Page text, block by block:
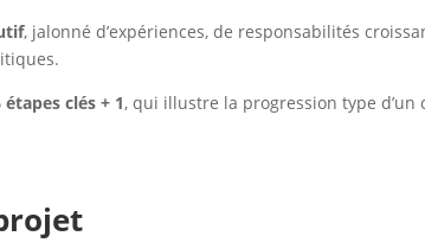
, jalonné d’expériences, de responsabilités
étapes clés + 1, qui illustre la progression type